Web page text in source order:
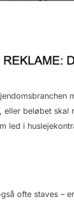
beløbet skal
led i
ofte staves –